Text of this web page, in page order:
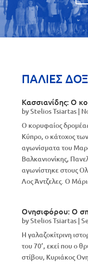
ΠΑΛΙΕΣ
Κασσιανίδης: Ο
byStelios Tsiartas|
Ο κορυφαίος
Κύπρο, ο κάτοχος
αγωνίσματα του
Βαλκανιονίκης,
αγωνίστηκε στους
Λος Άντζελες. Ο
Ονησιφόρου: Ο
byStelios Tsiartas|
Η γαλαζοκίτρινη
του 70’, εκεί που ο
στίβου, Κυριάκος